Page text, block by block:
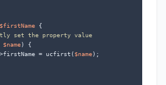
$firstName {
set the property value
$name) {
= ucfirst( $name);